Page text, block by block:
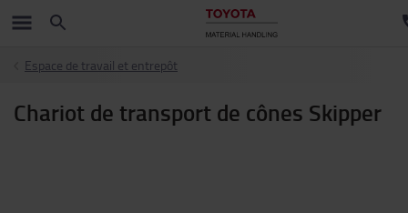
Espace de travail et entrepôt
Chariot de transport de cônes Skipper